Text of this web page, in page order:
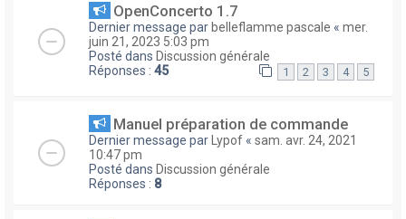
OpenConcerto 1.7
Dernier message par belleflamme pascale « mer.
juin 21, 2023 5:03 pm
Posté dans Discussion générale
Réponses : 45 1 2 3 4 5
Manuel préparation de commande
Dernier message par Lypof « sam. avr. 24, 2021
10:47 pm
Posté dans Discussion générale
Réponses : 8